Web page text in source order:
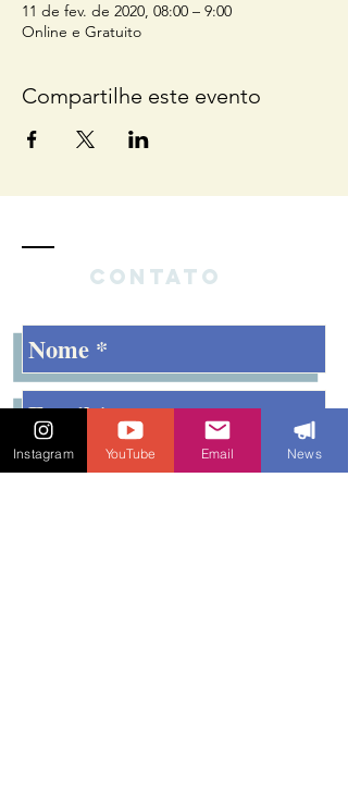
11 de fev. de 2020, 08:00 – 9:00
Online e Gratuito
Compartilhe este evento
Contato
Instagram YouTube Email News